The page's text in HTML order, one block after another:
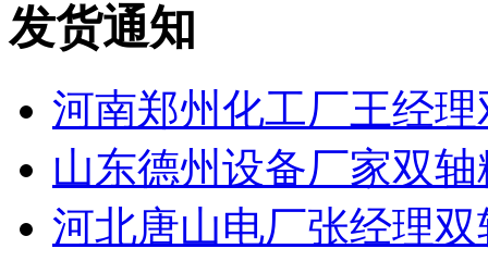
发货通知
河南郑州化工厂王经
山东德州设备厂家双
河北唐山电厂张经理